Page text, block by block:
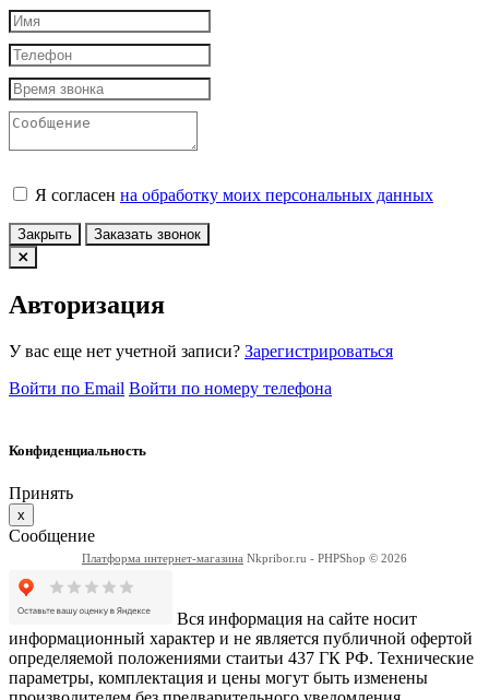
Я согласен на обработку моих персональных данных
Закрыть Заказать звонок
Авторизация
У вас еще нет учетной записи? Зарегистрироваться
Войти по Email Войти по номеру телефона
Конфиденциальность
Принять
x
Сообщение
Платформа интернет-магазина Nkpribor.ru - PHPShop © 2026
Вся информация на сайте носит
информационный характер и не является публичной офертой
определяемой положениями стаитьи 437 ГК РФ. Технические
параметры, комплектация и цены могут быть изменены